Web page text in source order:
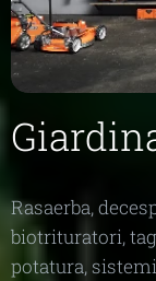
Rasaerba,
biotrituratori,
potatura,